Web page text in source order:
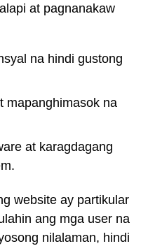
at pagnanakaw
na hindi gustong
mapanghimasok na
at karagdagang
website ay partikular
ang mga user na
nilalaman, hindi